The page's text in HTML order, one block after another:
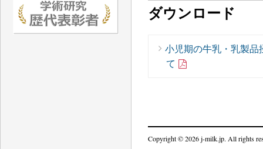
ダウンロード
小児期の牛乳・乳製
て
Copyright © 2026 j-milk.jp. All rights